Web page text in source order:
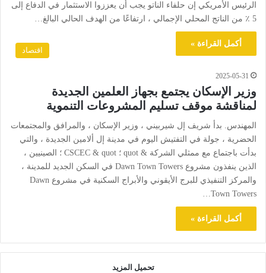
الرئيس الأمريكي إن حلفاء الناتو يجب أن يعززوا الاستثمار في الدفاع إلى
5 ٪ من الناتج المحلي الإجمالي ، ارتفاعًا من الهدف الحالي البالغ…
أكمل القراءة »
اقتصاد
2025-05-31
وزير الإسكان يجتمع بجهاز العلمين الجديدة
لمناقشة موقف تسليم المشروعات التنموية
المهندس. بدأ شريف إل شيربيني ، وزير الإسكان ، والمرافق والمجتمعات
الحضرية ، جولة في التفتيش اليوم في مدينة إل ألامين الجديدة ، والتي
بدأت باجتماع مع ممثلي الشركة & quot ؛ CSCEC & quot ؛ الصينيين ،
الذين ينفذون مشروع Dawn Town Towers في السكن الجديد للمدينة ،
والمركز التنفيذي للبرج الأيقوني والأبراج السكنية في مشروع Dawn
Town Towers…
أكمل القراءة »
تحميل المزيد